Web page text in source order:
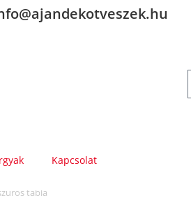
Kapcsolat
tábla